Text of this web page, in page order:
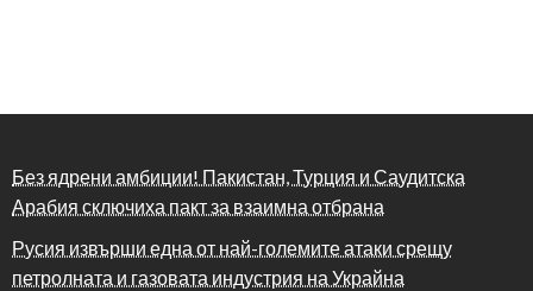
Без ядрени амбиции! Пакистан, Турция и Саудитска
Арабия сключиха пакт за взаимна отбрана
Русия извърши една от най-големите атаки срещу
петролната и газовата индустрия на Украйна